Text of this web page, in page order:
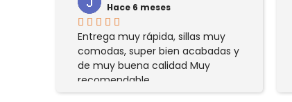
Hace 6 meses
Entrega muy rápida, sillas muy
comodas, super bien acabadas y
de muy buena calidad Muy
recomendable